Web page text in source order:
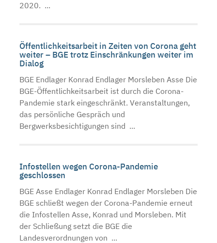
2020. ...
Öffentlichkeitsarbeit in Zeiten von Corona geht
weiter – BGE trotz Einschränkungen weiter im
Dialog
BGE Endlager Konrad Endlager Morsleben Asse Die
BGE-Öffentlichkeitsarbeit ist durch die Corona-
Pandemie stark eingeschränkt. Veranstaltungen,
das persönliche Gespräch und
Bergwerksbesichtigungen sind ...
Infostellen wegen Corona-Pandemie
geschlossen
BGE Asse Endlager Konrad Endlager Morsleben Die
BGE schließt wegen der Corona-Pandemie erneut
die Infostellen Asse, Konrad und Morsleben. Mit
der Schließung setzt die BGE die
Landesverordnungen von ...